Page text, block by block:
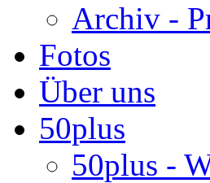
Archiv -
Fotos
Über uns
50plus
50plus -